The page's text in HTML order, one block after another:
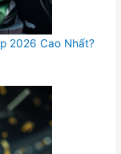
2026 Cao Nhất?